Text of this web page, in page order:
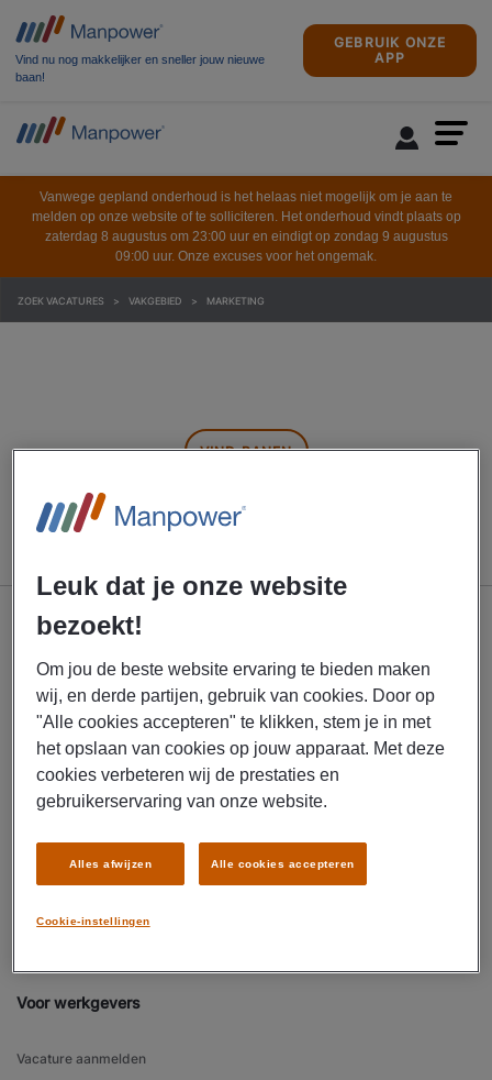
Vind nu nog makkelijker en sneller jouw nieuwe
baan!
GEBRUIK ONZE
APP
Vanwege gepland onderhoud is het helaas niet mogelijk om je aan te
melden op onze website of te solliciteren. Het onderhoud vindt plaats op
zaterdag 8 augustus om 23:00 uur en eindigt op zondag 9 augustus
09:00 uur. Onze excuses voor het ongemak.
ZOEK VACATURES VAKGEBIED MARKETING
VIND BANEN
Vacatures voor jou
Werken via Manpower
MyPath - Mijn carrièrepad
Online trainingen
Voor werkgevers
Vacature aanmelden
Leuk dat je onze website
bezoekt!
Om jou de beste website ervaring te bieden maken
wij, en derde partijen, gebruik van cookies. Door op
"Alle cookies accepteren" te klikken, stem je in met
het opslaan van cookies op jouw apparaat. Met deze
cookies verbeteren wij de prestaties en
gebruikerservaring van onze website.
Cookie-instellingen
Alles afwijzen Alle cookies accepteren